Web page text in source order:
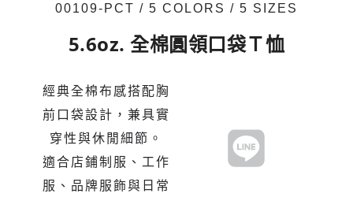
00109-PCT / 5 COLORS / 5 SIZES
5.6oz. 全棉圓領口袋Ｔ恤
經典全棉布感搭配胸
前口袋設計，兼具實
穿性與休閒細節。
適合店鋪制服、工作
服、品牌服飾與日常